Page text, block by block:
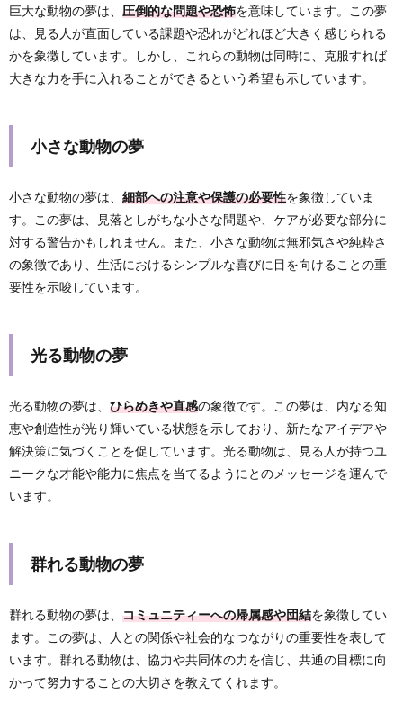
巨大な動物の夢は、 圧倒的な問題や恐怖を意味しています。この夢
は、見る人が直面している課題や恐れがどれほど大きく感じられる
かを象徴しています。しかし、これらの動物は同時に、克服すれば
大きな力を手に入れることができるという希望も示しています。
小さな動物の夢
小さな動物の夢は、 細部への注意や保護の必要性を象徴していま
す。この夢は、見落としがちな小さな問題や、ケアが必要な部分に
対する警告かもしれません。また、小さな動物は無邪気さや純粋さ
の象徴であり、生活におけるシンプルな喜びに目を向けることの重
要性を示唆しています。
光る動物の夢
光る動物の夢は、 ひらめきや直感の象徴です。この夢は、内なる知
恵や創造性が光り輝いている状態を示しており、新たなアイデアや
解決策に気づくことを促しています。光る動物は、見る人が持つユ
ニークな才能や能力に焦点を当てるようにとのメッセージを運んで
います。
群れる動物の夢
群れる動物の夢は、 コミュニティーへの帰属感や団結を象徴してい
ます。この夢は、人との関係や社会的なつながりの重要性を表して
います。群れる動物は、協力や共同体の力を信じ、共通の目標に向
かって努力することの大切さを教えてくれます。